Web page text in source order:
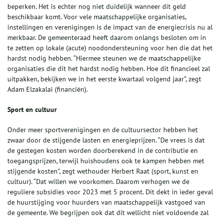
beperken. Het is echter nog niet duidelijk wanneer dit geld
beschikbaar komt. Voor vele maatschappelijke organisaties,
instellingen en verenigingen is de impact van de energiecrisis nu al
merkbaar. De gemeenteraad heeft daarom onlangs besloten om in
te zetten op lokale (acute) noodondersteuning voor hen die dat het
hardst nodig hebben. “Hiermee steunen we de maatschappelijke
organisaties die dit het hardst nodig hebben. Hoe dit financieel zal
uitpakken, bekijken we in het eerste kwartaal volgend jaar”, zegt
Adam Elzakalai (financiën).
Sport en cultuur
Onder meer sportverenigingen en de cultuursector hebben het
zwaar door de stijgende lasten en energieprijzen. “De vrees is dat
de gestegen kosten worden doorberekend in de contributie en
toegangsprijzen, terwijl huishoudens ook te kampen hebben met
stijgende kosten”, zegt wethouder Herbert Raat (sport, kunst en
cultuur). “Dat willen we voorkomen. Daarom verhogen we de
reguliere subsidies voor 2023 met 5 procent. Dit dekt in ieder geval
de huurstijging voor huurders van maatschappelijk vastgoed van
de gemeente. We begrijpen ook dat dit wellicht niet voldoende zal